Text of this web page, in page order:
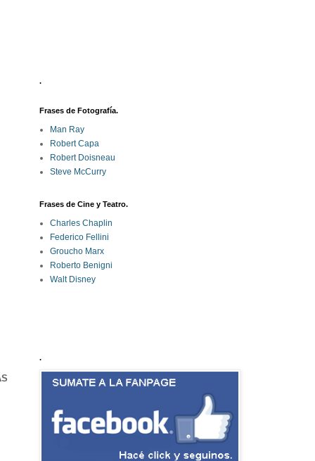
.
Frases de Fotografía.
Man Ray
Robert Capa
Robert Doisneau
Steve McCurry
Frases de Cine y Teatro.
Charles Chaplin
Federico Fellini
Groucho Marx
Roberto Benigni
Walt Disney
.